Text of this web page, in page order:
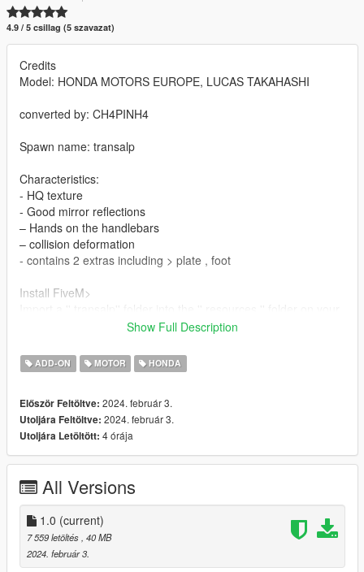
4.9 / 5 csillag (5 szavazat)
Credits
Model: HONDA MOTORS EUROPE, LUCAS TAKAHASHI
converted by: CH4PINH4
Spawn name: transalp
Characteristics:
- HQ texture
- Good mirror reflections
– Hands on the handlebars
– collision deformation
- contains 2 extras including > plate , foot
Install FiveM>
Put '' start transalp'' in '' server.cfg ''
Show Full Description
ADD-ON MOTOR HONDA
Először Feltöltve: 2024. február 3.
Utoljára Feltöltve: 2024. február 3.
Utoljára Letöltött: 4 órája
All Versions
1.0 (current)
7 559 letöltés, 40 MB
2024. február 3.